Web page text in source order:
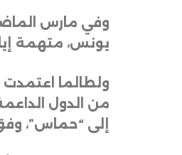
وفي مارس
يونس، متهمة
ولطالما
إلى “حماس”،